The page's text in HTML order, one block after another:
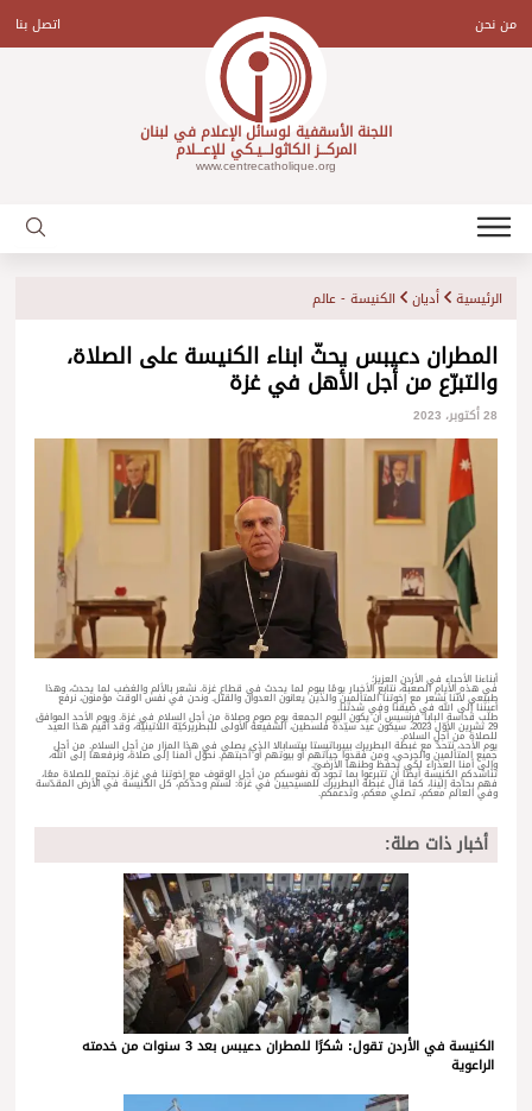
contentمن نحن اتصل بنا
اللجنة الأسقفية لوسائل الإعلام في لبنان
المركـــز الكاثولـــيـكي للإعـــلام
www.centrecatholique.org
الرئيسية أديان الكنيسة - عالم
المطران دعيبس يحثّ ابناء الكنيسة على الصلاة،
والتبرّع من أجل الأهل في غزة
28 أكتوبر، 2023
أبناءنا الأحباء في الأردن العزيز؛
في هذه الأيام الصعبة، نتابع الأخبار يومًا بيوم لما يحدث في قطاع غزة. نشعر بالألم والغضب لما يحدث، وهذا
طبيعي لأنّنا نشعر مع إخوتنا المتألمين والذين يعانون العدوان والقتل. ونحن في نفس الوقت مؤمنون، نرفع
أعيننا إلى الله في ضيقنا وفي شدتنا.
طلب قداسة البابا فرنسيس أن يكون اليوم الجمعة يوم صوم وصلاة من أجل السلام في غزة. ويوم الأحد الموافق
29 تشرين الأوّل 2023، سيكون عيد سيّدة فلسطين، الشفيعة الأولى للبطريركيّة اللاتينيّة، وقد أقيم هذا العيد
للصلاة من أجل السلام.
يوم الأحد، نتحدّ مع غبطة البطريرك بييرباتيستا بيتسابالا الذي يصلي في هذا المزار من أجل السلام. من أجل
جميع المتألمين والجرحى، ومن فقدوا حياتهم أو بيوتهم أو أحبتهم. نحوّل ألمنا إلى صلاة، ونرفعها إلى الله،
وإلى أمنا العذراء لكي تحفظ وطنها الأرضيّ.
تناشدكم الكنيسة أيضًا أن تتبرعوا بما تجود به نفوسكم من أجل الوقوف مع إخوتنا في غزة. نجتمع للصلاة معًا،
فهم بحاجة إلينا، كما قال غبطة البطريرك للمسيحيين في غزة: لستم وحدكم، كل الكنيسة في الأرض المقدّسة
وفي العالم معكم، تصلي معكم، وتدعمكم.
أخبار ذات صلة:
الكنيسة في الأردن تقول: شكرًا للمطران دعيبس بعد 3 سنوات من خدمته
الراعوية